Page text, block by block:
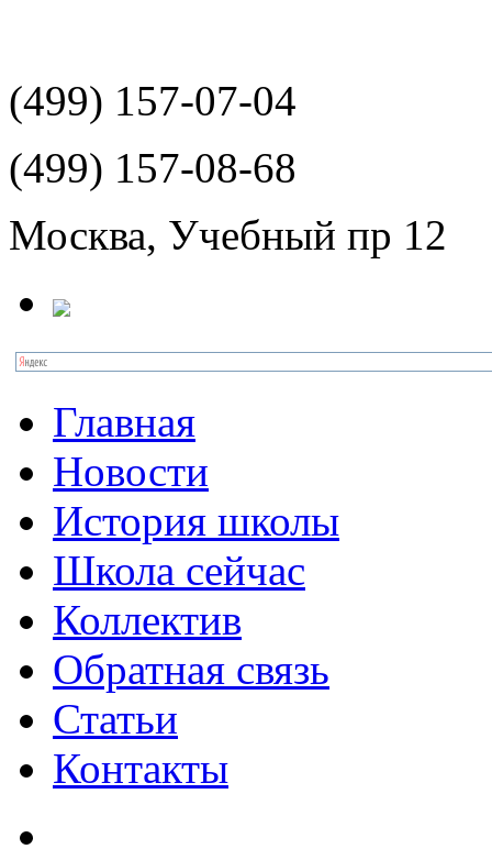
(499) 157-07-04
(499) 157-08-68
Москва, Учебный пр 12
Главная
Новости
История школы
Школа сейчас
Коллектив
Обратная связь
Статьи
Контакты